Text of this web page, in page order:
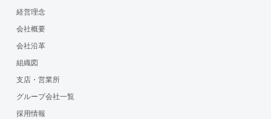
経営理念
会社概要
会社沿革
組織図
支店・営業所
グループ会社一覧
採用情報